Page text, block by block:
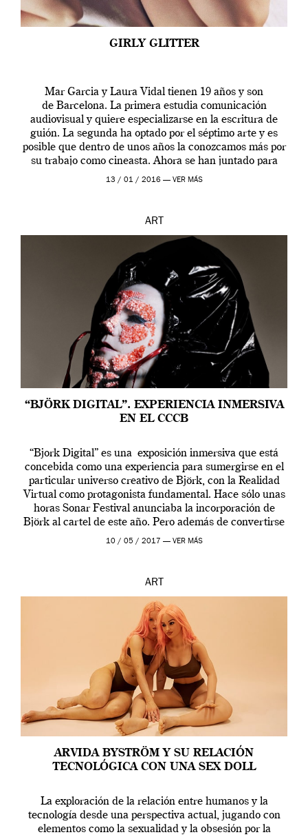
GIRLY GLITTER
Mar Garcia y Laura Vidal tienen 19 años y son
de Barcelona. La primera estudia comunicación
audiovisual y quiere especializarse en la escritura de
guión. La segunda ha optado por el séptimo arte y es
posible que dentro de unos años la conozcamos más por
su trabajo como cineasta. Ahora se han juntado para
contarnos una […]
13 / 01 / 2016 — VER MÁS
ART
“BJÖRK DIGITAL”. EXPERIENCIA INMERSIVA
EN EL CCCB
“Bjork Digital” es una exposición inmersiva que está
concebida como una experiencia para sumergirse en el
particular universo creativo de Björk, con la Realidad
Virtual como protagonista fundamental. Hace sólo unas
horas Sonar Festival anunciaba la incorporación de
Björk al cartel de este año. Pero además de convertirse
en una de las actuaciones más relevantes […]
10 / 05 / 2017 — VER MÁS
ART
ARVIDA BYSTRÖM Y SU RELACIÓN
TECNOLÓGICA CON UNA SEX DOLL
La exploración de la relación entre humanos y la
tecnología desde una perspectiva actual, jugando con
elementos como la sexualidad y la obsesión por la